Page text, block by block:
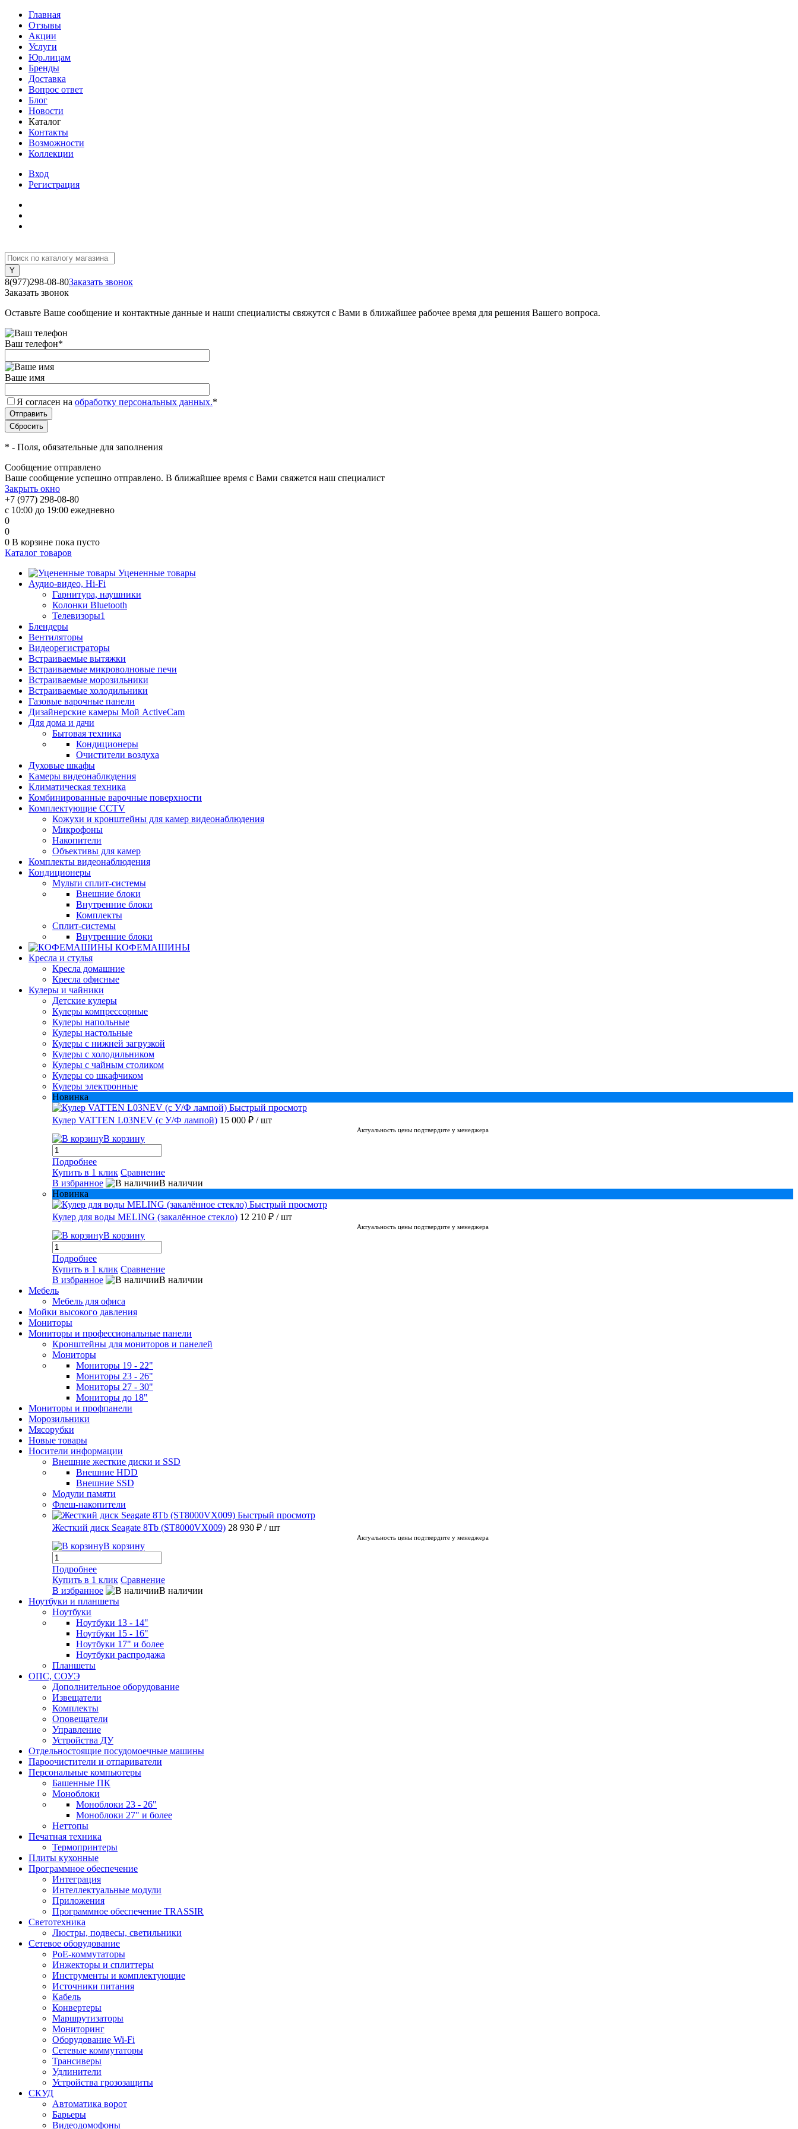
Главная
Отзывы
Акции
Услуги
Юр.лицам
Бренды
Доставка
Вопрос ответ
Блог
Новости
Каталог
Контакты
Возможности
Коллекции
Вход
Регистрация
8(977)298-08-80Заказать звонок
Заказать звонок
Оставьте Ваше сообщение и контактные данные и наши специалисты свяжутся с Вами в ближайшее рабочее время для решения Вашего вопроса.
Ваш телефон*
Ваше имя
Я согласен на обработку персональных данных.*
* - Поля, обязательные для заполнения
Сообщение отправлено
Ваше сообщение успешно отправлено. В ближайшее время с Вами свяжется наш специалист
Закрыть окно
+7 (977) 298-08-80
с 10:00 до 19:00 ежедневно
0
0
0 В корзине пока пусто
Каталог товаров
Уцененные товары
Аудио-видео, Hi-Fi
Гарнитура, наушники
Колонки Bluetooth
Телевизоры1
Блендеры
Вентиляторы
Видеорегистраторы
Встраиваемые вытяжки
Встраиваемые микроволновые печи
Встраиваемые морозильники
Встраиваемые холодильники
Газовые варочные панели
Дизайнерские камеры Мой ActiveCam
Для дома и дачи
Бытовая техника
Кондиционеры
Очистители воздуха
Духовые шкафы
Камеры видеонаблюдения
Климатическая техника
Комбинированные варочные поверхности
Комплектующие CCTV
Кожухи и кронштейны для камер видеонаблюдения
Микрофоны
Накопители
Объективы для камер
Комплекты видеонаблюдения
Кондиционеры
Мульти сплит-системы
Внешние блоки
Внутренние блоки
Комплекты
Сплит-системы
Внутренние блоки
КОФЕМАШИНЫ
Кресла и стулья
Кресла домашние
Кресла офисные
Кулеры и чайники
Детские кулеры
Кулеры компрессорные
Кулеры напольные
Кулеры настольные
Кулеры с нижней загрузкой
Кулеры с холодильником
Кулеры с чайным столиком
Кулеры со шкафчиком
Кулеры электронные
Новинка
Быстрый просмотр
Кулер VATTEN L03NEV (с У/Ф лампой) 15 000 ₽ / шт
Актуальность цены подтвердите у менеджера
В корзину
Подробнее
Купить в 1 клик Сравнение
В избранное
В наличии
Новинка
Быстрый просмотр
Кулер для воды MELING (закалённое стекло) 12 210 ₽ / шт
Актуальность цены подтвердите у менеджера
В корзину
Подробнее
Купить в 1 клик Сравнение
В избранное
В наличии
Мебель
Мебель для офиса
Мойки высокого давления
Мониторы
Мониторы и профессиональные панели
Кронштейны для мониторов и панелей
Мониторы
Мониторы 19 - 22"
Мониторы 23 - 26"
Мониторы 27 - 30"
Мониторы до 18"
Мониторы и профпанели
Морозильники
Мясорубки
Новые товары
Носители информации
Внешние жесткие диски и SSD
Внешние HDD
Внешние SSD
Модули памяти
Флеш-накопители
Быстрый просмотр
Жесткий диск Seagate 8Tb (ST8000VX009) 28 930 ₽ / шт
Актуальность цены подтвердите у менеджера
В корзину
Подробнее
Купить в 1 клик Сравнение
В избранное
В наличии
Ноутбуки и планшеты
Ноутбуки
Ноутбуки 13 - 14"
Ноутбуки 15 - 16"
Ноутбуки 17" и более
Ноутбуки распродажа
Планшеты
ОПС, СОУЭ
Дополнительное оборудование
Извещатели
Комплекты
Оповещатели
Управление
Устройства ДУ
Отдельностоящие посудомоечные машины
Пароочистители и отпариватели
Персональные компьютеры
Башенные ПК
Моноблоки
Моноблоки 23 - 26"
Моноблоки 27" и более
Неттопы
Печатная техника
Термопринтеры
Плиты кухонные
Программное обеспечение
Интеграция
Интеллектуальные модули
Приложения
Программное обеспечение TRASSIR
Светотехника
Люстры, подвесы, светильники
Сетевое оборудование
PoE-коммутаторы
Инжекторы и сплиттеры
Инструменты и комплектующие
Источники питания
Кабель
Конвертеры
Маршрутизаторы
Мониторинг
Оборудование Wi-Fi
Сетевые коммутаторы
Трансиверы
Удлинители
Устройства грозозащиты
СКУД
Автоматика ворот
Барьеры
Видеодомофоны